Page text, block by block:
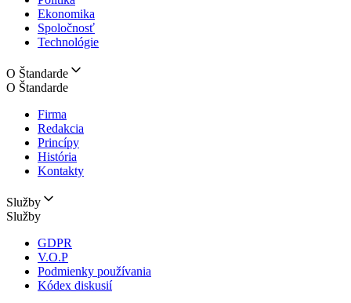
Ekonomika
Spoločnosť
Technológie
O Štandarde
O Štandarde
Firma
Redakcia
Princípy
História
Kontakty
Služby
Služby
GDPR
V.O.P
Podmienky používania
Kódex diskusií